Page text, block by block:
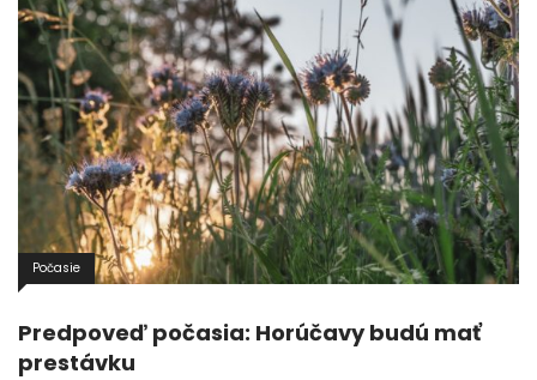
Počasie
Predpoveď počasia: Horúčavy budú mať
prestávku